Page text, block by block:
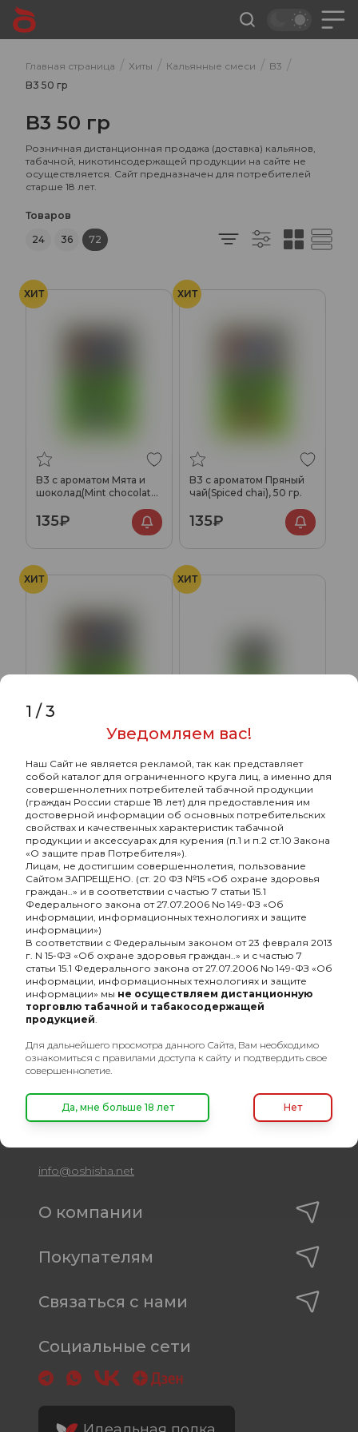
Главная страница / Хиты / Кальянные смеси / B3 /
B3 50 гр
B3 50 гр
Розничная дистанционная продажа (доставка) кальянов,
табачной, никотинсодержащей продукции на сайте не
осуществляется. Сайт предназначен для потребителей
старше 18 лет.
Товаров
24
36 72
ХИТ
B3 с ароматом Мята и
шоколад(Mint chocolate
135₽
ХИТ
B3 с ароматом Пряный
чай(Spiced chai), 50 гр.
135₽
ХИТ
B3 с ароматом Карамель
с молоком(D+C), 50 гр.
135₽
ХИТ
B3 с ароматом Банан и
ягоды(Banana berry), 50
гр.
135₽
Оптовый портал
8 (495) 740-22-08
8 (800) 222-82-00
Время работы
info@oshisha.net
О компании
Покупателям
Связаться с нами
Социальные сети
1 /3
Уведомляем вас!
Наш Сайт не является рекламой, так как представляет
собой каталог для ограниченного круга лиц, а именно для
совершеннолетних потребителей табачной продукции
(граждан России старше 18 лет) для предоставления им
достоверной информации об основных потребительских
свойствах и качественных характеристик табачной
продукции и аксессуарах для курения (п.1 и п.2 ст.10 Закона
«О защите прав Потребителя»).
Лицам, не достигшим совершеннолетия, пользование
Сайтом ЗАПРЕЩЕНО. (ст. 20 ФЗ №15 «Об охране здоровья
граждан..» и в соответствии с частью 7 статьи 15.1
Федерального закона от 27.07.2006 No 149-ФЗ «Об
информации, информационных технологиях и защите
информации»)
В соответствии с Федеральным законом от 23 февраля 2013
г. N 15-ФЗ «Об охране здоровья граждан..» и с частью 7
статьи 15.1 Федерального закона от 27.07.2006 No 149-ФЗ «Об
информации, информационных технологиях и защите
информации» мы не осуществляем дистанционную
торговлю табачной и табакосодержащей
продукцией
Для дальнейшего просмотра данного Сайта, Вам необходимо
ознакомиться с правилами доступа к сайту и подтвердить свое
совершеннолетие.
Да, мне больше 18 лет Нет